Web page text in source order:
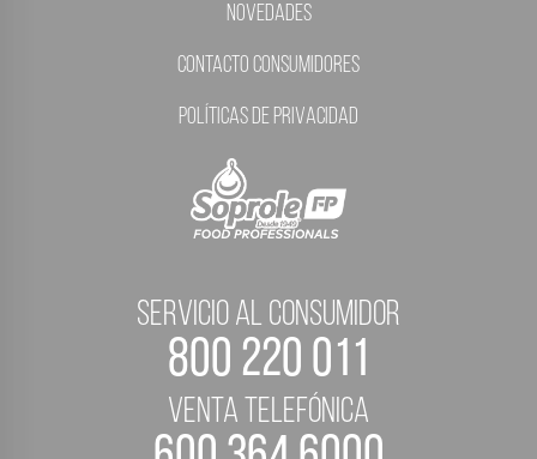
Novedades
Contacto Consumidores
Políticas de Privacidad
servicio al consumidor
800 220 011
Venta telefónica